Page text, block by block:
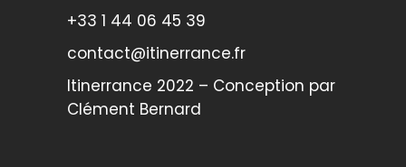
+33 1 44 06 45 39
contact@itinerrance.fr
Itinerrance 2022 – Conception par
Clément Bernard